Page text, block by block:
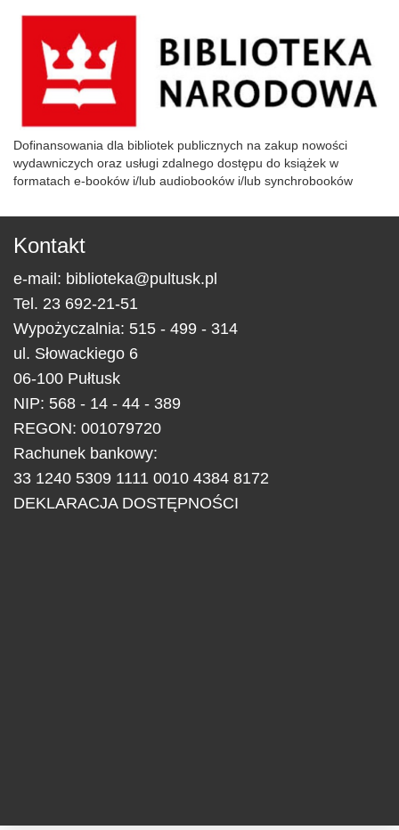
Dofinansowania dla bibliotek publicznych na zakup nowości
wydawniczych oraz usługi zdalnego dostępu do książek w
formatach e-booków i/lub audiobooków i/lub synchrobooków
Kontakt
e-mail: biblioteka@pultusk.pl
Tel. 23 692-21-51
Wypożyczalnia: 515 - 499 - 314
ul. Słowackiego 6
06-100 Pułtusk
NIP: 568 - 14 - 44 - 389
REGON: 001079720
Rachunek bankowy:
33 1240 5309 1111 0010 4384 8172
DEKLARACJA DOSTĘPNOŚCI